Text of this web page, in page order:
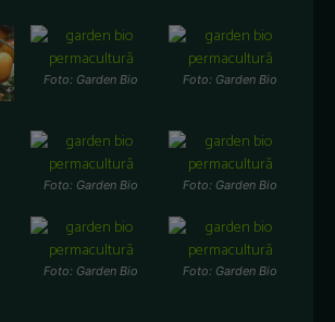
Foto: Garden Bio Foto: Garden Bio
Foto: Garden Bio Foto: Garden Bio
Foto: Garden Bio Foto: Garden Bio